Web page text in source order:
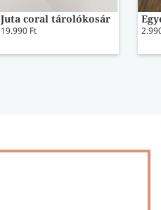
Juta coral tárolókosár
19.990 Ft